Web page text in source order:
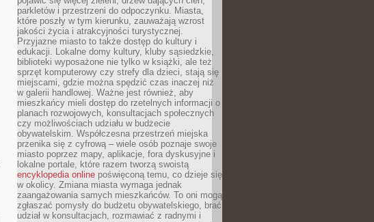
parkletów i przestrzeni do odpoczynku. Miasta,
które poszły w tym kierunku, zauważają wzrost
jakości życia i atrakcyjności turystycznej.
Przyjazne miasto to także dostęp do kultury i
edukacji. Lokalne domy kultury, kluby sąsiedzkie,
biblioteki wyposażone nie tylko w książki, ale też
sprzęt komputerowy czy strefy dla dzieci, stają się
miejscami, gdzie można spędzić czas inaczej niż
w galerii handlowej. Ważne jest również, aby
mieszkańcy mieli dostęp do rzetelnych informacji o
planach rozwojowych, konsultacjach społecznych
czy możliwościach udziału w budżecie
obywatelskim. Współczesna przestrzeń miejska
przenika się z cyfrową – wiele osób poznaje swoje
miasto poprzez mapy, aplikacje, fora dyskusyjne i
lokalne portale, które razem tworzą swoistą
encyklopedia online poświęconą temu, co dzieje się
w okolicy. Zmiana miasta wymaga jednak
zaangażowania samych mieszkańców. To oni mogą
zgłaszać pomysły do budżetu obywatelskiego, brać
udział w konsultacjach, rozmawiać z radnymi i